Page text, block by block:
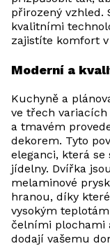
přirozený vzhled.
kvalitními
zajistíte komfort
Moderní a
Kuchyně a
ve třech
a tmavém
dekorem. Tyto
eleganci, která
jídelny. Dvířka
melaminové
hranou, díky
vysokým
čelními plochami
dodají vašemu